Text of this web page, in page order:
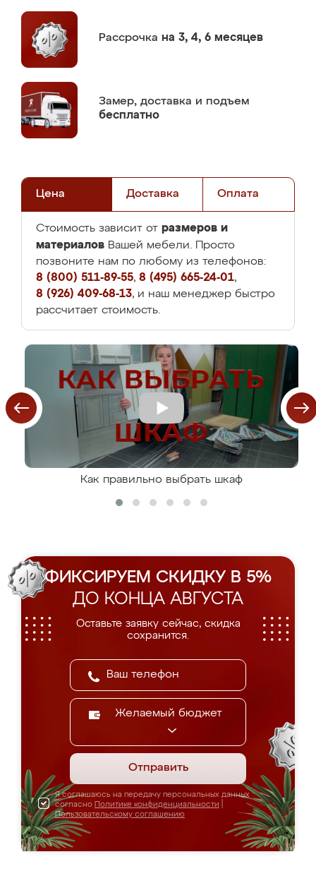
Рассрочка на 3, 4, 6 месяцев
Замер, доставка и подъем
бесплатно
Цена Доставка Оплата
Стоимость зависит от размеров и
материалов Вашей мебели. Просто
позвоните нам по любому из телефонов:
8 (800) 511-89-55, 8 (495) 665-24-01,
8 (926) 409-68-13, и наш менеджер быстро
рассчитает стоимость.
Как правильно выбрать шкаф
ФИКСИРУЕМ СКИДКУ В 5%
ДО КОНЦА АВГУСТА
Оставьте заявку сейчас, скидка
сохранится.
Желаемый бюджет
Отправить
Я соглашаюсь на передачу персональных данных
согласно Политике конфиденциальности
Пользовательскому соглашению